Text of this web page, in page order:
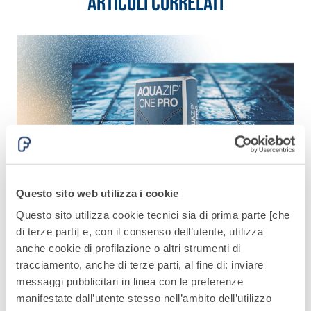
Questo sito web utilizza i cookie
Questo sito utilizza cookie tecnici sia di prima parte [che
di terze parti] e, con il consenso dell’utente, utilizza
anche cookie di profilazione o altri strumenti di
tracciamento, anche di terze parti, al fine di: inviare
messaggi pubblicitari in linea con le preferenze
manifestate dall’utente stesso nell’ambito dell’utilizzo
Prodotti
Aquazip One Pro
Nuova guaina impermeabilizzante elastica contro
umidità e infiltrazioni.
Febbraio 10, 2026
polimero-
modificata,
tixotropica,
fibrorinforzata, per
la passivazione,
riparazione,
rasatura e
calcestruzzo
quarzo, ad
termica per
la
realizzazione
di massetti
radianti a
spessore in
ISOLAMENTO
COLLANTI E RASANTI
A 96 RESPHIRA
Collante-rasante
alleggerito, fibrato,
con calce idraulica
naturale NHL 3,5 e
speciali inerti